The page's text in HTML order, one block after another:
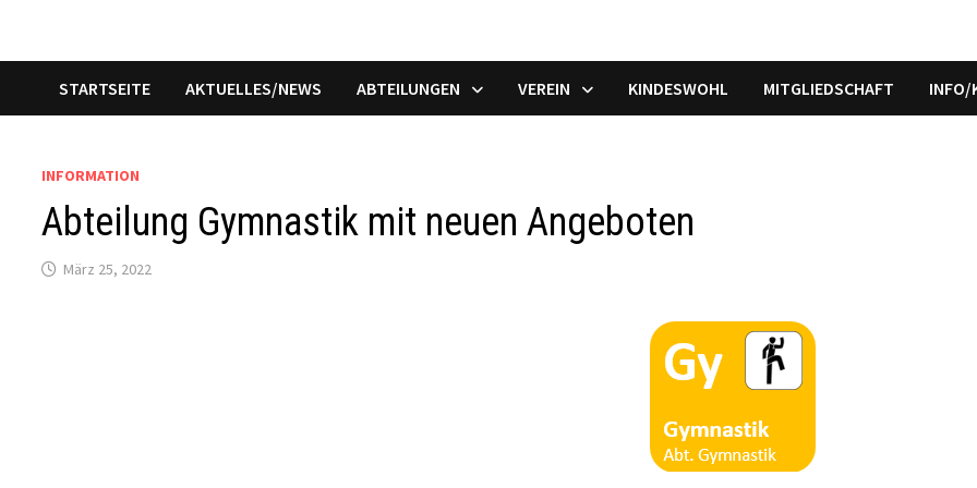
STARTSEITE AKTUELLES/NEWS ABTEILUNGEN VEREIN KINDESWOHL MITGLIEDSCHAFT INFO/
INFORMATION
Abteilung Gymnastik mit neuen Angeboten
März 25, 2022